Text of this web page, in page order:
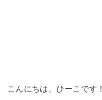
こんにちは、ひーこです！